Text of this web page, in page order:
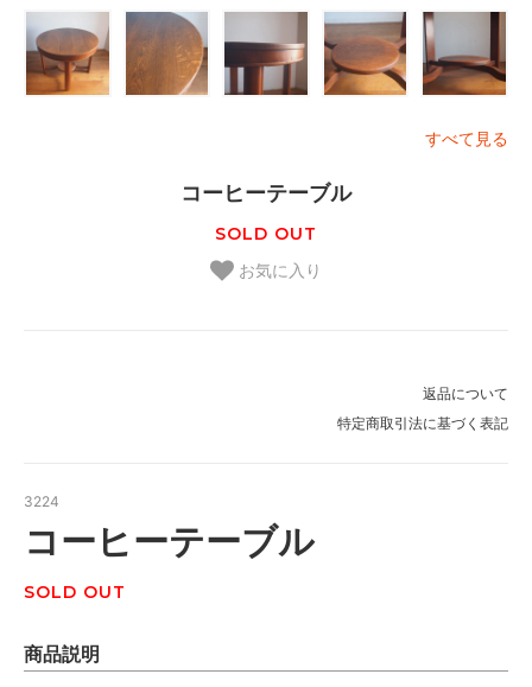
すべて見る
コーヒーテーブル
SOLD OUT
お気に入り
返品について
特定商取引法に基づく表記
3224
コーヒーテーブル
SOLD OUT
商品説明